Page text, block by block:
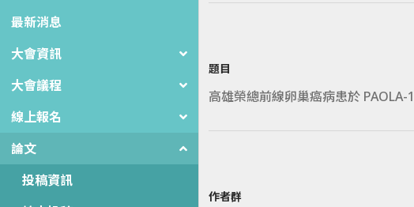
最新消息
大會資訊
大會議程
線上報名
論文
投稿資訊
題目
高雄榮總前線卵巢癌病患於
作者群